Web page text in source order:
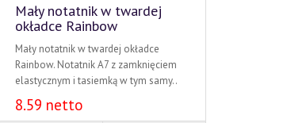
Mały notatnik w twardej
okładce Rainbow
Mały notatnik w twardej okładce
Rainbow. Notatnik A7 z zamknięciem
elastycznym i tasiemką w tym samy..
8.59 netto